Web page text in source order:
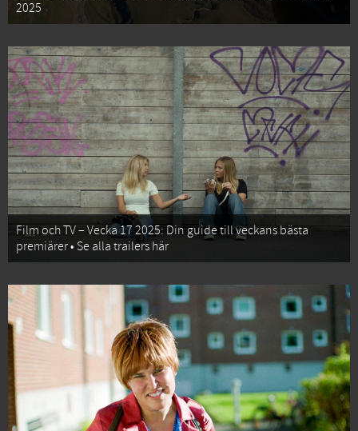
2025
Film och TV – Vecka 17 2025: Din guide till veckans bästa
premiärer • Se alla trailers här